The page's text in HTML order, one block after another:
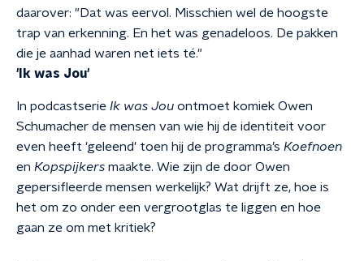
daarover: "Dat was eervol. Misschien wel de hoogste
trap van erkenning. En het was genadeloos. De pakken
die je aanhad waren net iets té."
'Ik was Jou'
In podcastserie Ik was Jou ontmoet komiek Owen
Schumacher de mensen van wie hij de identiteit voor
even heeft 'geleend' toen hij de programma’s Koefnoen
en Kopspijkers maakte. Wie zijn de door Owen
gepersifleerde mensen werkelijk? Wat drijft ze, hoe is
het om zo onder een vergrootglas te liggen en hoe
gaan ze om met kritiek?